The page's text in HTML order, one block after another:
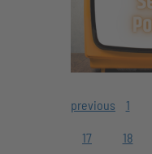
previous 1
17 18